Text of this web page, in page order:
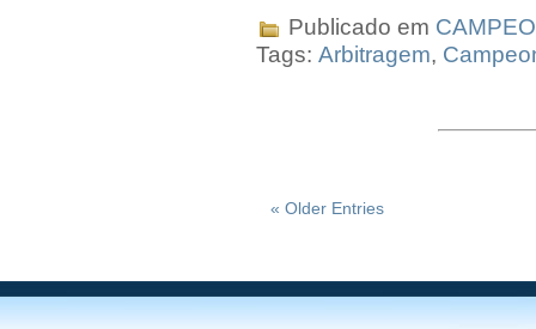
Publicado em
Tags: Arbitragem,
« Older Entries